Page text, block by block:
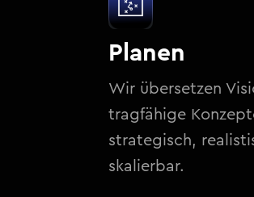
Planen
Wir übersetzen
tragfähige
strategisch, real
skalierbar.